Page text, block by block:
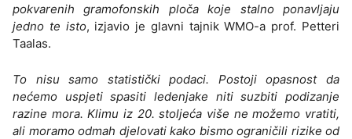
pokvarenih gramofonskih ploča koje stalno ponavljaju
jedno te isto, izjavio je glavni tajnik WMO-a prof. Petteri
Taalas.
To nisu samo statistički podaci. Postoji opasnost da
nećemo uspjeti spasiti ledenjake niti suzbiti podizanje
razine mora. Klimu iz 20. stoljeća više ne možemo vratiti,
ali moramo odmah djelovati kako bismo ograničili rizike od